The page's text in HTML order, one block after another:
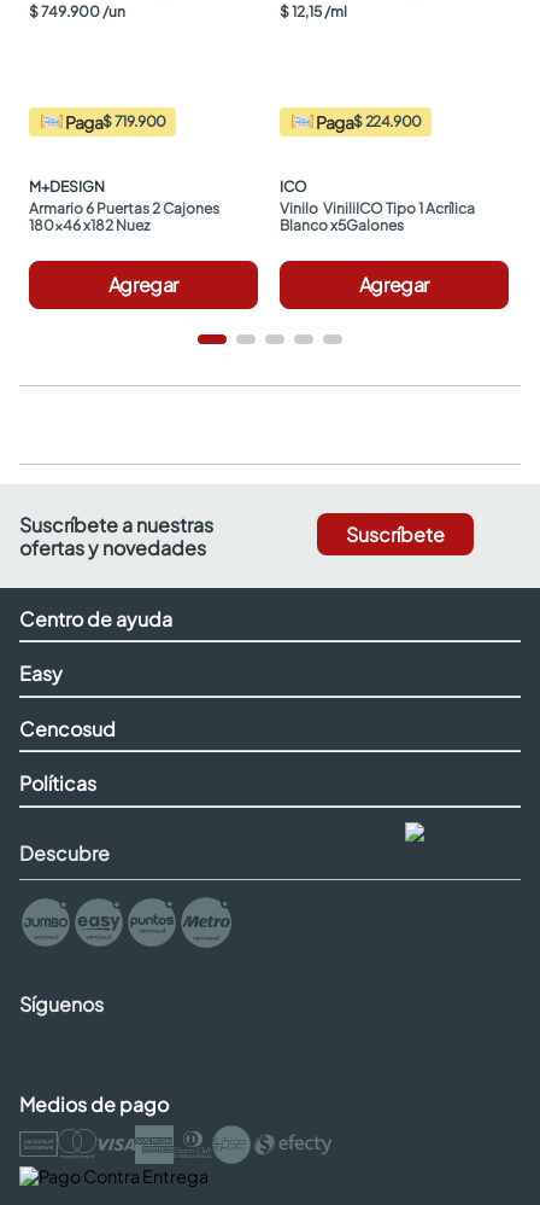
$749.900 /un
Paga$ 719.900
M+DESIGN
Armario 6 Puertas 2 Cajones
180x46 x182 Nuez
Agregar
$12,15 /ml
Paga$ 224.900
ICO
Vinilo  ViniliICO Tipo 1 Acrílica
Blanco x5Galones
Agregar
Suscríbete a nuestras
ofertas y novedades
Suscríbete
Centro de ayuda
Easy
Cencosud
Políticas
Descubre
Síguenos
Medios de pago